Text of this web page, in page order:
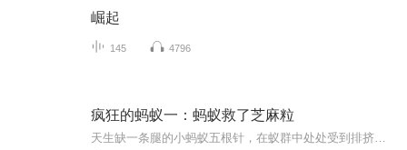
崛起
145 4796
疯狂的蚂蚁一：蚂蚁救了芝麻粒